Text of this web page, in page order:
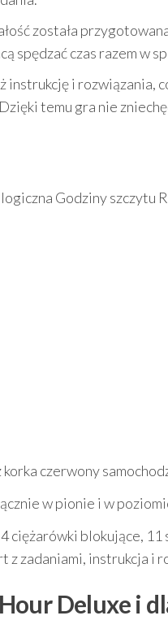
została
spędzać czas razem w
i rozwiązania,
temu gra nie
Godziny szczytu
czerwony
w pionie i w
ciężarówki blokujące,
z zadaniami, instrukcja i
Deluxe i